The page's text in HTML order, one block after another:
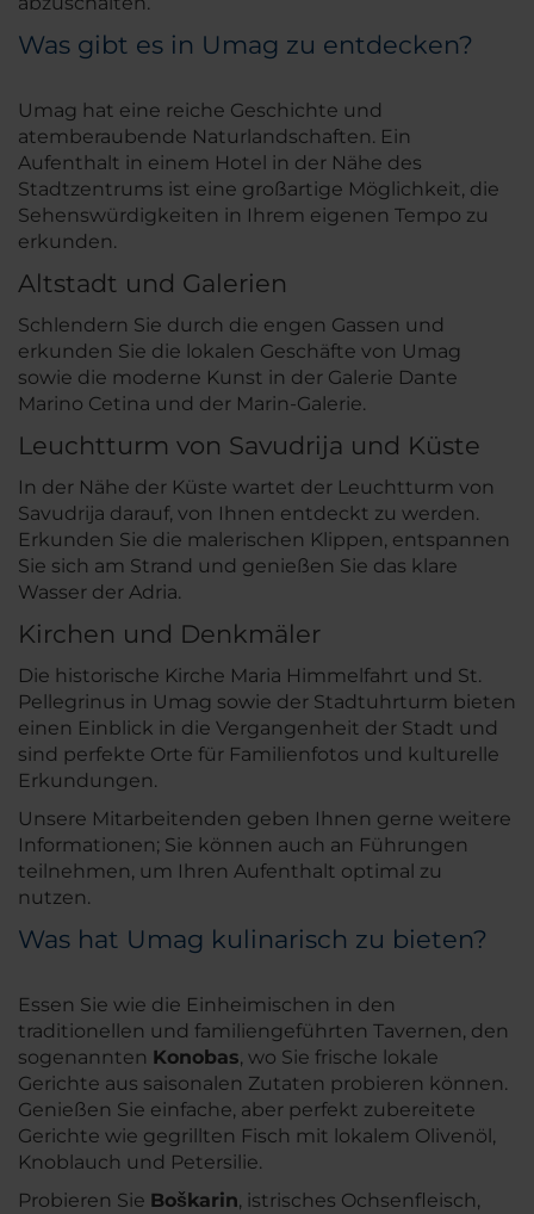
Was gibt es in Umag zu entdecken?
Umag hat eine reiche Geschichte und
atemberaubende Naturlandschaften. Ein
Aufenthalt in einem Hotel in der Nähe des
Stadtzentrums ist eine großartige Möglichkeit, die
Sehenswürdigkeiten in Ihrem eigenen Tempo zu
erkunden.
Altstadt und Galerien
Schlendern Sie durch die engen Gassen und
erkunden Sie die lokalen Geschäfte von Umag
sowie die moderne Kunst in der Galerie Dante
Marino Cetina und der Marin-Galerie.
Leuchtturm von Savudrija und Küste
In der Nähe der Küste wartet der Leuchtturm von
Savudrija darauf, von Ihnen entdeckt zu werden.
Erkunden Sie die malerischen Klippen, entspannen
Sie sich am Strand und genießen Sie das klare
Wasser der Adria.
Kirchen und Denkmäler
Die historische Kirche Maria Himmelfahrt und St.
Pellegrinus in Umag sowie der Stadtuhrturm bieten
einen Einblick in die Vergangenheit der Stadt und
sind perfekte Orte für Familienfotos und kulturelle
Erkundungen.
Unsere Mitarbeitenden geben Ihnen gerne weitere
Informationen; Sie können auch an Führungen
teilnehmen, um Ihren Aufenthalt optimal zu
nutzen.
Was hat Umag kulinarisch zu bieten?
Essen Sie wie die Einheimischen in den
traditionellen und familiengeführten Tavernen, den
sogenannten Konobas, wo Sie frische lokale
Gerichte aus saisonalen Zutaten probieren können.
Genießen Sie einfache, aber perfekt zubereitete
Gerichte wie gegrillten Fisch mit lokalem Olivenöl,
Knoblauch und Petersilie.
Probieren Sie Boškarin, istrisches Ochsenfleisch,